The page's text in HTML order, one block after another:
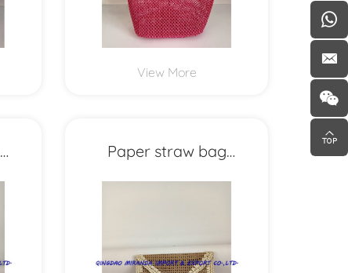
View More
Paper straw bag